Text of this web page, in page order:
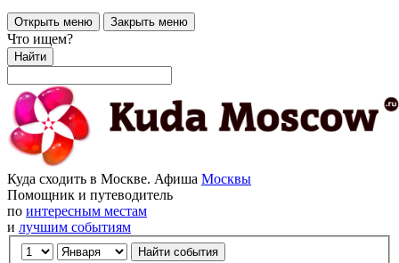
Открыть меню Закрыть меню
Что ищем?
Найти
Куда сходить в Москве. Афиша Москвы
Помощник и путеводитель
по интересным местам
и лучшим событиям